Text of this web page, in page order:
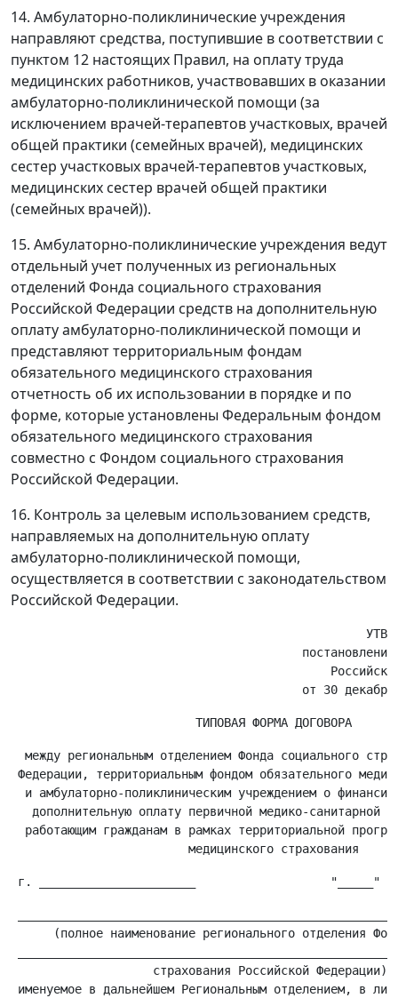
14. Амбулаторно-поликлинические учреждения
направляют средства, поступившие в соответствии с
пунктом 12 настоящих Правил, на оплату труда
медицинских работников, участвовавших в оказании
амбулаторно-поликлинической помощи (за
исключением врачей-терапевтов участковых, врачей
общей практики (семейных врачей), медицинских
сестер участковых врачей-терапевтов участковых,
медицинских сестер врачей общей практики
(семейных врачей)).
15. Амбулаторно-поликлинические учреждения ведут
отдельный учет полученных из региональных
отделений Фонда социального страхования
Российской Федерации средств на дополнительную
оплату амбулаторно-поликлинической помощи и
представляют территориальным фондам
обязательного медицинского страхования
отчетность об их использовании в порядке и по
форме, которые установлены Федеральным фондом
обязательного медицинского страхования
совместно с Фондом социального страхования
Российской Федерации.
16. Контроль за целевым использованием средств,
направляемых на дополнительную оплату
амбулаторно-поликлинической помощи,
осуществляется в соответствии с законодательством
Российской Федерации.
между региональным отделением Фонда социального
Федерации, территориальным фондом обязательного
и амбулаторно-поликлиническим учреждением о
дополнительную оплату первичной медико-санитарной
работающим гражданам в рамках территориальной
(полное наименование регионального отделения
                    страхования Российской Федерации)
именуемое в дальнейшем Региональным отделением, в